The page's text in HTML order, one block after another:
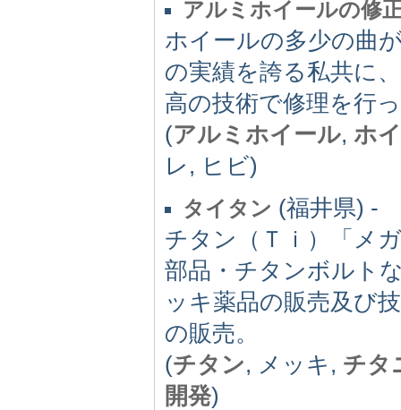
アルミホイールの修
ホイールの多少の曲
の実績を誇る私共に
高の技術で修理を行
(アルミホイール, ホ
レ, ヒビ)
タイタン (福井県) -
チタン（Ｔｉ）「メ
部品・チタンボルト
ッキ薬品の販売及び
の販売。
(チタン, メッキ, チタ
開発)